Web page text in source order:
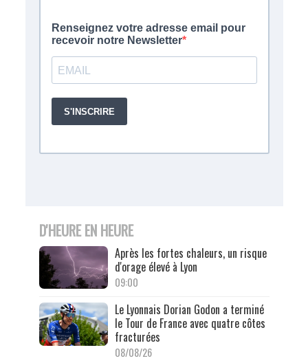
D'HEURE EN HEURE
Après les fortes chaleurs, un risque
d'orage élevé à Lyon
09:00
Le Lyonnais Dorian Godon a terminé
le Tour de France avec quatre côtes
fracturées
08/08/26